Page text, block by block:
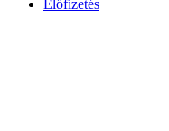
Előfizetés